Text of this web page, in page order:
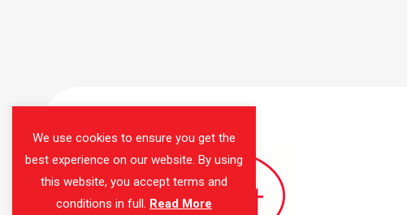
We use cookies to ensure you get the
best experience on our website. By using
this website, you accept terms and
conditions in full. Read More